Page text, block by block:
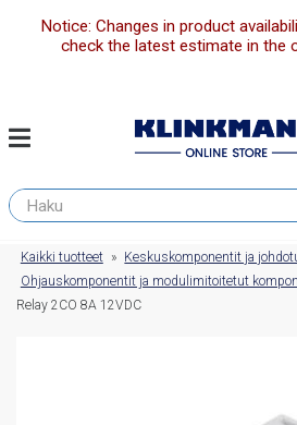
Notice: Changes in product
check the latest estimate in the
Kaikki tuotteet » Keskuskomponentit ja
Ohjauskomponentit ja modulimitoitetut
Relay 2CO 8A 12VDC